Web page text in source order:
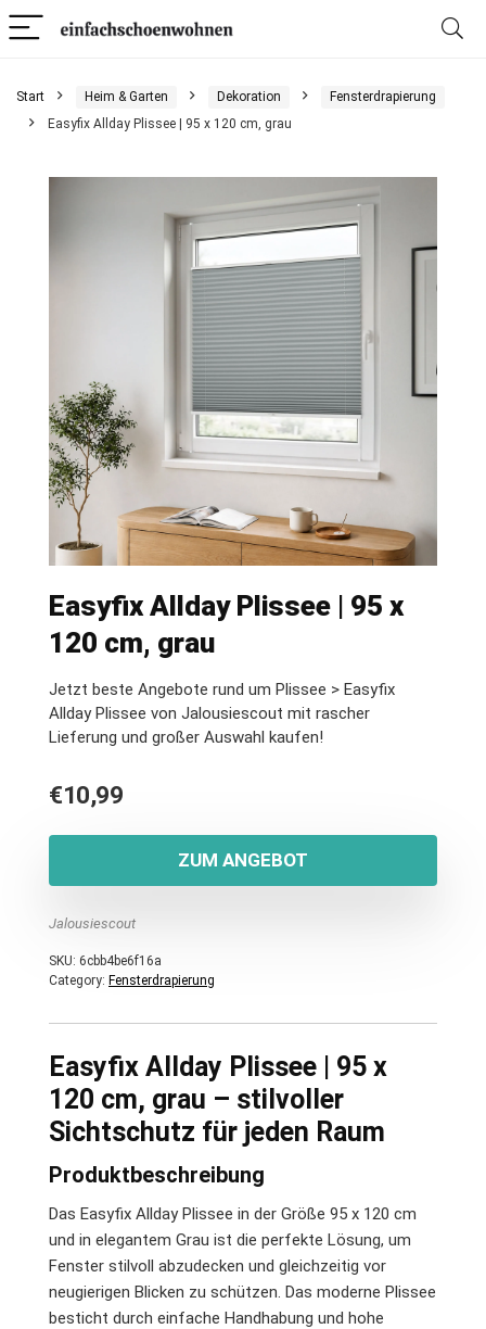
Start Heim & Garten Dekoration
Fensterdrapierung
Easyfix Allday Plissee | 95 x 120 cm, grau
Easyfix Allday Plissee | 95 x
120 cm, grau
Jetzt beste Angebote rund um Plissee > Easyfix
Allday Plissee von Jalousiescout mit rascher
Lieferung und großer Auswahl kaufen!
€10,99
ZUM ANGEBOT
Jalousiescout
SKU: 6cbb4be6f16a
Category: Fensterdrapierung
Easyfix Allday Plissee | 95 x
120 cm, grau – stilvoller
Sichtschutz für jeden Raum
Produktbeschreibung
Das Easyfix Allday Plissee in der Größe 95 x 120 cm
und in elegantem Grau ist die perfekte Lösung, um
Fenster stilvoll abzudecken und gleichzeitig vor
neugierigen Blicken zu schützen. Das moderne Plissee
besticht durch einfache Handhabung und hohe